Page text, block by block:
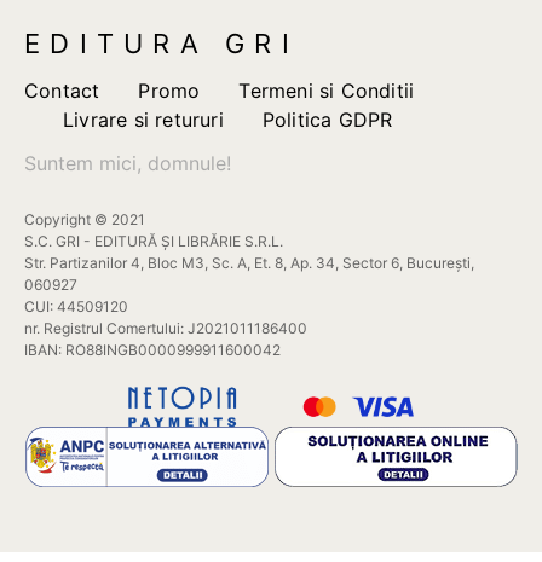
EDITURA GRI
Contact Promo
Termeni si Conditii
Livrare si retururi
Politica GDPR
Suntem mici, domnule!
Copyright © 2021
S.C. GRI - EDITURĂ ȘI LIBRĂRIE S.R.L.
Str. Partizanilor 4, Bloc M3, Sc. A, Et. 8, Ap. 34, Sector 6, București,
060927
CUI: 44509120
nr. Registrul Comertului: J2021011186400
IBAN: RO88INGB0000999911600042